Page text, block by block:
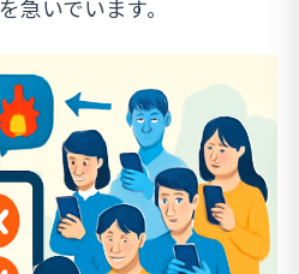
急いでいます。